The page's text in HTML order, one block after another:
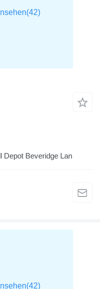
Vereinigtes Königreich, Cliffe Hill Depot Beveridge Lan